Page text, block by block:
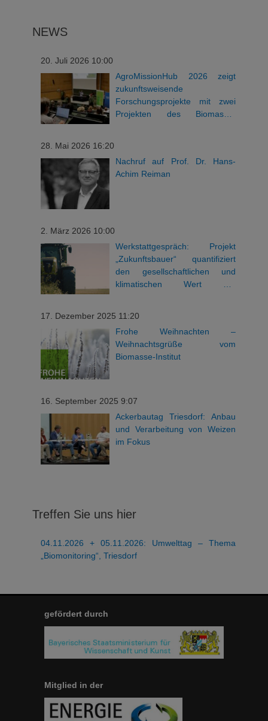
NEWS
20. Juli 2026 10:00
AgroMissionHub 2026 zeigt
zukunftsweisende
Forschungsprojekte mit zwei
Projekten des Biomasse-
28. Mai 2026 16:20
Nachruf auf Prof. Dr. Hans-
Achim Reiman
2. März 2026 10:00
Werkstattgespräch: Projekt
„Zukunftsbauer“ quantifiziert
den gesellschaftlichen und
klimatischen Wert der
17. Dezember 2025 11:20
Frohe Weihnachten –
Weihnachtsgrüße vom
Biomasse-Institut
16. September 2025 9:07
Ackerbautag Triesdorf: Anbau
und Verarbeitung von Weizen
im Fokus
Treffen Sie uns hier
04.11.2026 + 05.11.2026: Umwelttag – Thema
„Biomonitoring“, Triesdorf
gefördert durch
Mitglied in der